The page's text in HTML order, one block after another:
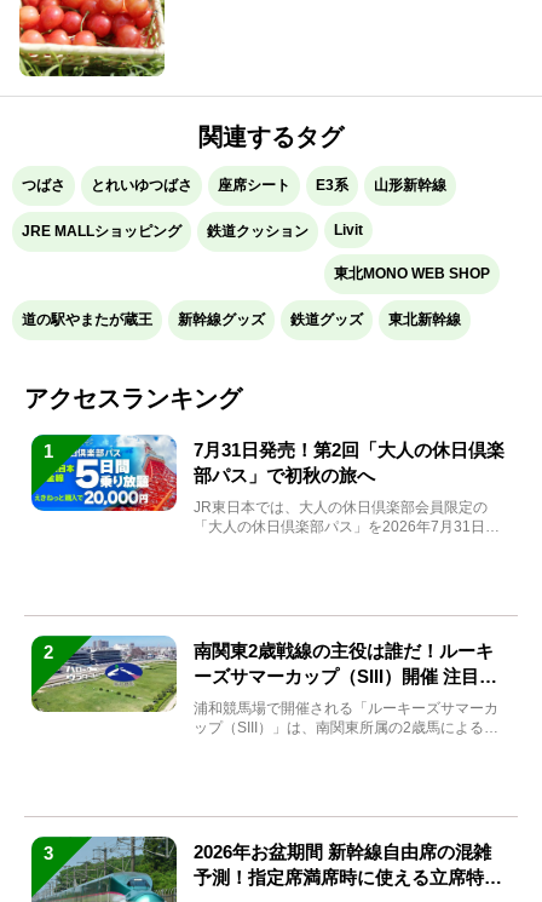
関連するタグ
つばさ とれいゆつばさ 座席シート E3系 山形新幹線
JRE MALLショッピング 鉄道クッション Livit
東北MONO WEB SHOP
道の駅やまたが蔵王 新幹線グッズ 鉄道グッズ 東北新幹線
アクセスランキング
1
7月31日発売！第2回「大人の休日倶楽
部パス」で初秋の旅へ
JR東日本では、大人の休日倶楽部会員限定の
「大人の休日倶楽部パス」を2026年7月31日
2
南関東2歳戦線の主役は誰だ！ルーキ
ーズサマーカップ（SIII）開催 注目馬
と見どころをチェック
浦和競馬場で開催される「ルーキーズサマーカ
ップ（SIII）」は、南関東所属の2歳馬による注
3
2026年お盆期間 新幹線自由席の混雑
予測！指定席満席時に使える立席特急